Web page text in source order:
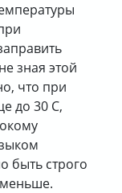
зная этой
что при
до 30 С,
быть строго